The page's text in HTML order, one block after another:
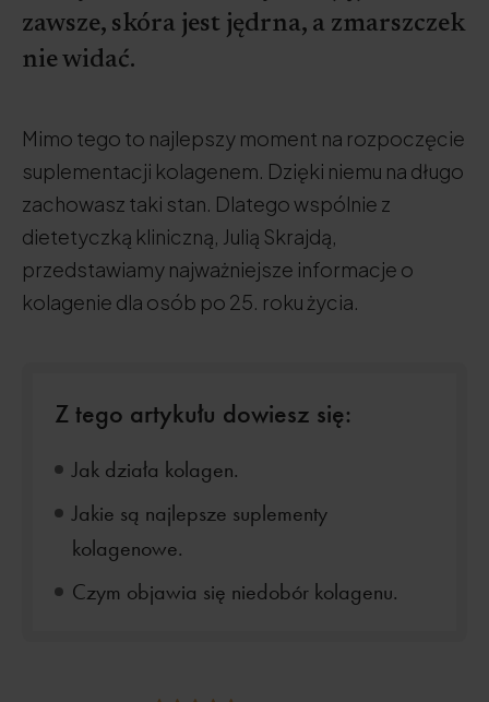
zawsze, skóra jest jędrna, a zmarszczek
nie widać.
Mimo tego to najlepszy moment na rozpoczęcie
suplementacji kolagenem. Dzięki niemu na długo
zachowasz taki stan. Dlatego wspólnie z
dietetyczką kliniczną, Julią Skrajdą,
przedstawiamy najważniejsze informacje o
kolagenie dla osób po 25. roku życia.
Z tego artykułu dowiesz się:
Jak działa kolagen.
Jakie są najlepsze suplementy
kolagenowe.
Czym objawia się niedobór kolagenu.